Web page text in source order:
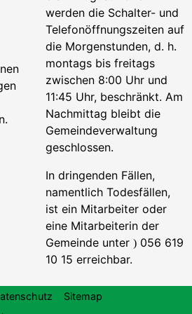
werden die Schalter- und
Telefonöffnungszeiten auf
die Morgenstunden, d. h.
montags bis freitags
zwischen 8:00 Uhr und
11:45 Uhr, beschränkt. Am
Nachmittag bleibt die
Gemeindeverwaltung
geschlossen.
In dringenden Fällen,
namentlich Todesfällen,
ist ein Mitarbeiter oder
eine Mitarbeiterin der
Gemeinde unter ) 056 619
10 15 erreichbar.
Sitemap